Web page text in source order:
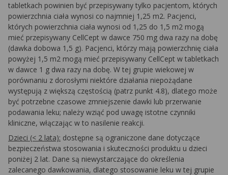
tabletkach powinien być przepisywany tylko pacjentom, których
powierzchnia ciała wynosi co najmniej 1,25 m2. Pacjenci,
których powierzchnia ciała wynosi od 1,25 do 1,5 m2 mogą
mieć przepisywany CellCept w dawce 750 mg dwa razy na dobę
(dawka dobowa 1,5 g). Pacjenci, którzy mają powierzchnię ciała
powyżej 1,5 m2 mogą mieć przepisywany CellCept w tabletkach
w dawce 1 g dwa razy na dobę. W tej grupie wiekowej w
porównaniu z dorosłymi niektóre działania niepożądane
występują z większą częstością (patrz punkt 4.8), dlatego może
być potrzebne czasowe zmniejszenie dawki lub przerwanie
podawania leku; należy wziąć pod uwagę istotne czynniki
kliniczne, włączając w to nasilenie reakcji.
Dzieci (< 2 lata): dostępne są ograniczone dane dotyczące
bezpieczeństwa stosowania i skuteczności produktu u dzieci
poniżej 2 lat. Dane są niewystarczające do określenia
zalecanego dawkowania, dlatego stosowanie leku w tej grupie